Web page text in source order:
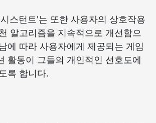
스턴트'는 또한 사용자의 상호작용
알고리즘을 지속적으로 개선함으
에 따라 사용자에게 제공되는 게임
활동이 그들의 개인적인 선호도에
록 합니다.